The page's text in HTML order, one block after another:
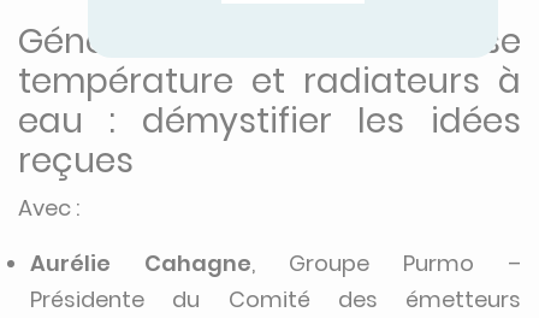
Générateurs à basse
température et radiateurs à
eau : démystifier les idées
reçues
Avec :
Aurélie Cahagne, Groupe Purmo –
Présidente du Comité des émetteurs